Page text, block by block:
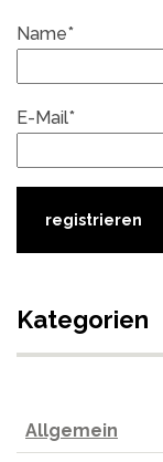
Name*
E-Mail*
Kategorien
Allgemein